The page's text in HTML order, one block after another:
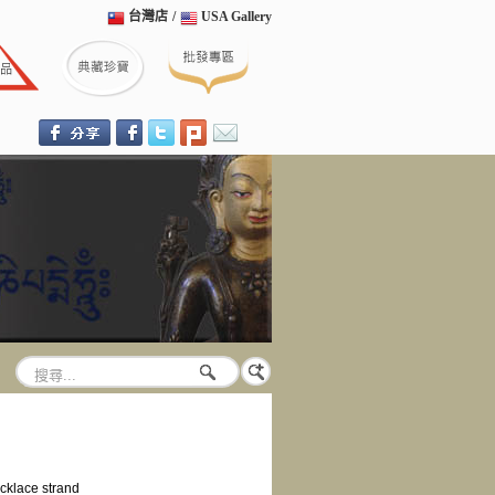
USA Gallery
/
台灣店
strand